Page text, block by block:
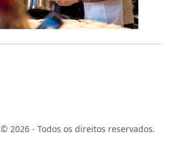
© 2026 - Todos os direitos reservados.